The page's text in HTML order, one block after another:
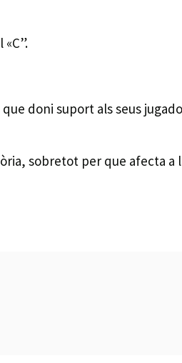
doni suport als seus
sobretot per que afecta a